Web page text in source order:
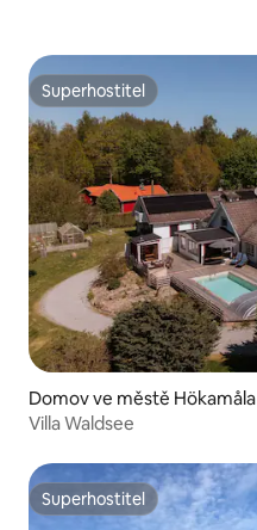
Superhostitel
Superhostitel
Domov ve městě Hökamåla
Villa Waldsee
Superhostitel
Superhostitel